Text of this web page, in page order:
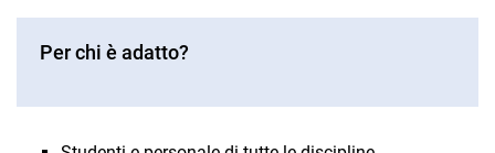
Per chi è adatto?